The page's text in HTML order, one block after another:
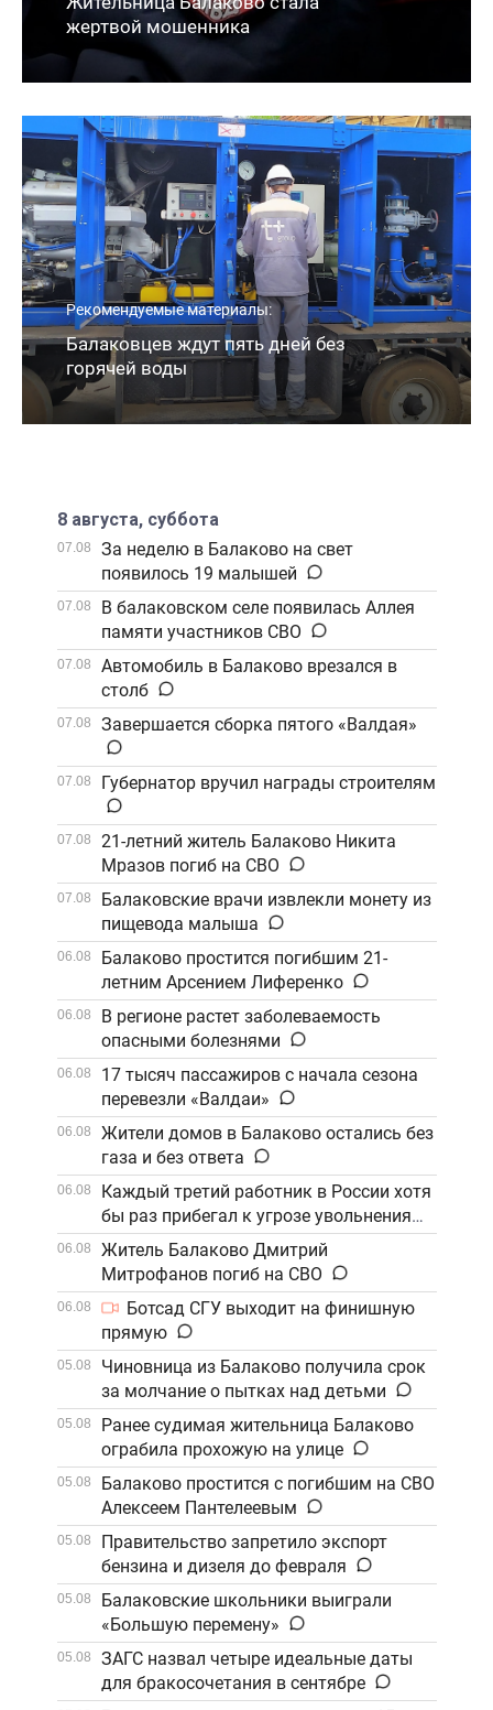
жертвой мошенника
Рекомендуемые материалы:
Балаковцев ждут пять дней без
горячей воды
8 августа, суббота
07.08
За неделю в Балаково на свет
появилось 19 малышей
07.08
В балаковском селе появилась Аллея
памяти участников СВО
07.08
Автомобиль в Балаково врезался в
столб
07.08 Завершается сборка пятого «Валдая»
07.08 Губернатор вручил награды строителям
07.08
21-летний житель Балаково Никита
Мразов погиб на СВО
07.08
Балаковские врачи извлекли монету из
пищевода малыша
06.08
Балаково простится погибшим 21-
летним Арсением Лиференко
06.08
В регионе растет заболеваемость
опасными болезнями
06.08
17 тысяч пассажиров с начала сезона
перевезли «Валдаи»
06.08
Жители домов в Балаково остались без
газа и без ответа
06.08
Каждый третий работник в России хотя
бы раз прибегал к угрозе увольнения
06.08
Житель Балаково Дмитрий
Митрофанов погиб на СВО
06.08
Ботсад СГУ выходит на финишную
прямую
05.08
Чиновница из Балаково получила срок
за молчание о пытках над детьми
05.08
Ранее судимая жительница Балаково
ограбила прохожую на улице
05.08
Балаково простится с погибшим на СВО
Алексеем Пантелеевым
05.08
Правительство запретило экспорт
бензина и дизеля до февраля
05.08
Балаковские школьники выиграли
«Большую перемену»
05.08
ЗАГС назвал четыре идеальные даты
для бракосочетания в сентябре